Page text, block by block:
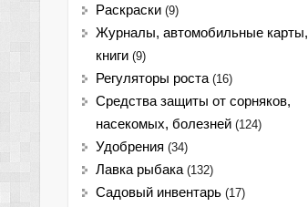
Раскраски (9)
Журналы, автомобильные карты,
книги (9)
Регуляторы роста (16)
Средства защиты от сорняков,
насекомых, болезней (124)
Удобрения (34)
Лавка рыбака (132)
Садовый инвентарь (17)